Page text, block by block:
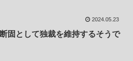
2024.05.23
断固として独裁を維持するそうで